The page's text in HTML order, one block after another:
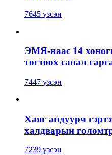
7645 үзсэн
ЭМЯ-наас 14
тогтоох санал
7447 үзсэн
Хаяг андуурч
халдварын
7239 үзсэн